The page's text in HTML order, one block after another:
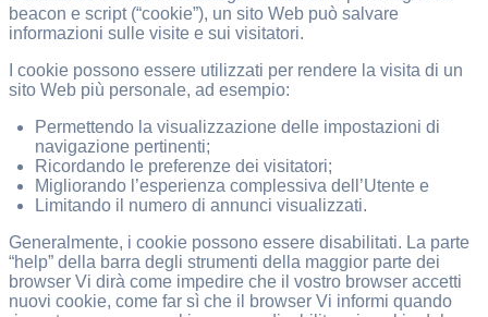
beacon e script (“cookie”), un sito Web può salvare
informazioni sulle visite e sui visitatori.
I cookie possono essere utilizzati per rendere la visita di un
sito Web più personale, ad esempio:
Permettendo la visualizzazione delle impostazioni di
navigazione pertinenti;
Ricordando le preferenze dei visitatori;
Migliorando l’esperienza complessiva dell’Utente e
Limitando il numero di annunci visualizzati.
Generalmente, i cookie possono essere disabilitati. La parte
“help” della barra degli strumenti della maggior parte dei
browser Vi dirà come impedire che il vostro browser accetti
nuovi cookie, come far sì che il browser Vi informi quando